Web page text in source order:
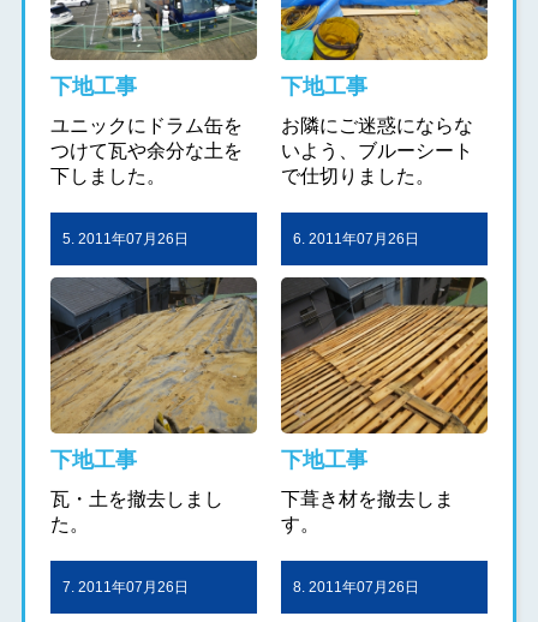
下地工事
ユニックにドラム缶を
つけて瓦や余分な土を
下しました。
下地工事
お隣にご迷惑にならな
いよう、ブルーシート
で仕切りました。
5. 2011年07月26日
下地工事
瓦・土を撤去しまし
た。
6. 2011年07月26日
下地工事
下葺き材を撤去しま
す。
7. 2011年07月26日 8. 2011年07月26日